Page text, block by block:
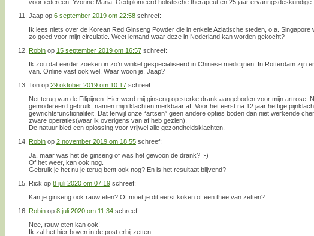
voor iedereen. Yvonne Maria. Gediplomeerd holistische therapeut en 25 jaar ervaringsdeskundige
Jaap op 6 september 2019 om 22:58 schreef:
Ik lees niets over de Korean Red Ginseng Powder die in enkele Aziatische steden, o.a.
zo goed voor mijn circulatie. Weet iemand waar deze in Nederland kan worden gekocht?
Robin op 15 september 2019 om 16:57 schreef:
Ik zou dat eerder zoeken in zo’n winkel gespecialiseerd in Chinese medicijnen. In Rotterdam zijn
van. Online vast ook wel. Waar woon je, Jaap?
Ton op 29 oktober 2019 om 10:17 schreef:
Net terug van de Filipijnen. Hier werd mij ginseng op sterke drank aangeboden voor mijn artrose.
gemodereerd gebruik, namen mijn klachten merkbaar af. Voor het eerst na 12 jaar heftige
gewrichtsfunctionaliteit. Dat terwijl onze “artsen” geen andere opties boden dan niet werkende
zware operaties(waar ik overigens van af heb gezien).
De natuur bied een oplossing voor vrijwel alle gezondheidsklachten.
Robin op 2 november 2019 om 18:55 schreef:
Ja, maar was het de ginseng of was het gewoon de drank? :-)
Of het weer, kan ook nog.
Gebruik je het nu je terug bent ook nog? En is het resultaat blijvend?
Rick op 8 juli 2020 om 07:19 schreef:
Kan je ginseng ook rauw eten? Of moet je dit eerst koken of een thee van zetten?
Robin op 8 juli 2020 om 11:34 schreef:
Nee, rauw eten kan ook!
Ik zal het hier boven in de post erbij zetten.